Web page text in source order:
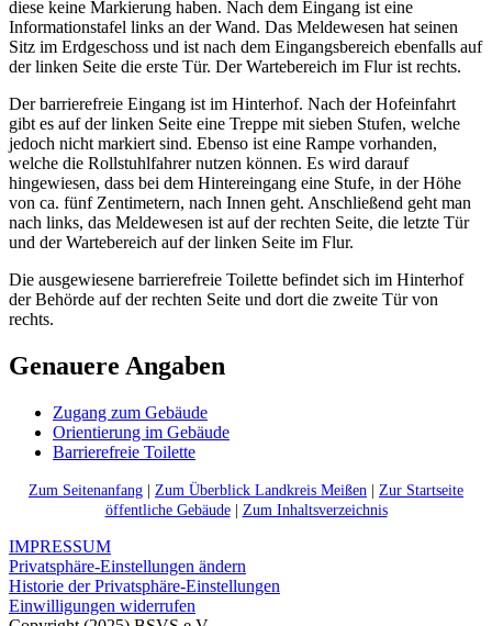
diese keine Markierung haben. Nach dem Eingang ist eine
Informationstafel links an der Wand. Das Meldewesen hat seinen
Sitz im Erdgeschoss und ist nach dem Eingangsbereich ebenfalls auf
der linken Seite die erste Tür. Der Wartebereich im Flur ist rechts.
Der barrierefreie Eingang ist im Hinterhof. Nach der Hofeinfahrt
gibt es auf der linken Seite eine Treppe mit sieben Stufen, welche
jedoch nicht markiert sind. Ebenso ist eine Rampe vorhanden,
welche die Rollstuhlfahrer nutzen können. Es wird darauf
hingewiesen, dass bei dem Hintereingang eine Stufe, in der Höhe
von ca. fünf Zentimetern, nach Innen geht. Anschließend geht man
nach links, das Meldewesen ist auf der rechten Seite, die letzte Tür
und der Wartebereich auf der linken Seite im Flur.
Die ausgewiesene barrierefreie Toilette befindet sich im Hinterhof
der Behörde auf der rechten Seite und dort die zweite Tür von
rechts.
Genauere Angaben
Zugang zum Gebäude
Orientierung im Gebäude
Barrierefreie Toilette
Zum Seitenanfang Zum Überblick Landkreis Meißen
Zur Startseite
öffentliche Gebäude| Zum Inhaltsverzeichnis
IMPRESSUM
Privatsphäre-Einstellungen ändern
Historie der Privatsphäre-Einstellungen
Einwilligungen widerrufen